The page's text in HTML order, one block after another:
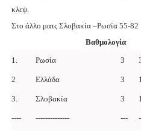
κλεψ.
Στο άλλο ματς Σλοβακία –Ρωσία 55-82
Βαθμολογία
1.
Ρωσία 3
2 Ελλάδα 3
3. Σλοβακία 3
---- -------------- ---